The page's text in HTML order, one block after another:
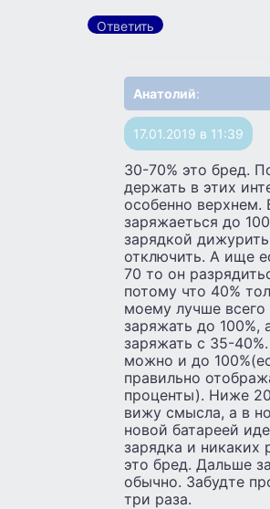
Ответить
Анатолий:
17.01.2019 в 11:39
30-70% это бред.
держать в этих
особенно верхнем.
заряжаеться до
зарядкой
отключить. А ище
70 то он
потому что 40%
моему лучше всего
заряжать до 100%,
заряжать с 35-
можно и до
правильно
проценты). Ниже
вижу смысла, а в
новой батареей
зарядка и никаких
это бред. Дальше
обычно. Забудте
три раза.